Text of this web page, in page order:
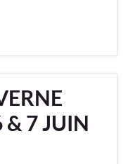
& 7 JUIN